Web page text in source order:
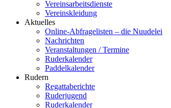
Vereinsarbeitsdienste
Vereinskleidung
Aktuelles
Online-Abfragelisten – die Nuudelei
Nachrichten
Veranstaltungen / Termine
Ruderkalender
Paddelkalender
Rudern
Regattaberichte
Ruderjugend
Ruderkalender